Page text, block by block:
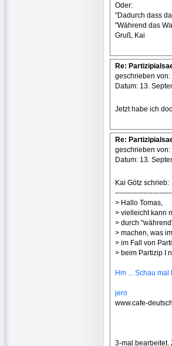
Oder:
"Dadurch dass
"Während das
Gruß, Kai
Re:
geschrieben von:
Datum: 13.
Jetzt habe ich
Re:
geschrieben von:
Datum: 13.
Kai Götz schrieb:
> Hallo Tomas,
> vielleicht kann
> durch
> machen, was
> im Fall von
> beim Partizip I
Hm ... Schau
jero
www.cafe-
3-mal bearbeitet.